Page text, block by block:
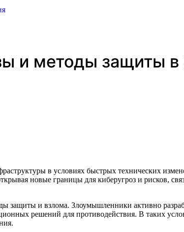
и методы защиты в
новые границы для киберугроз и рисков,
защиты и взлома. Злоумышленники активно
решений для противодействия. В таких